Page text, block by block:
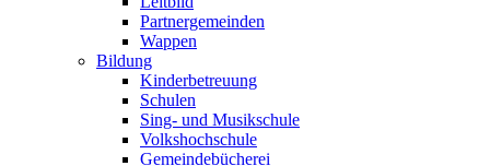
Partnergemeinden
Wappen
Bildung
Kinderbetreuung
Schulen
Sing- und Musikschule
Volkshochschule
Gemeindebücherei